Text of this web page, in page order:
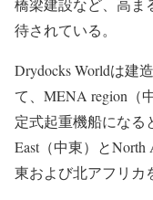
橋梁建設など、高ま
待されている。
Drydocks Worldは建
て、MENA region（
定式起重機船になる
East（中東）と
東および北アフリカ